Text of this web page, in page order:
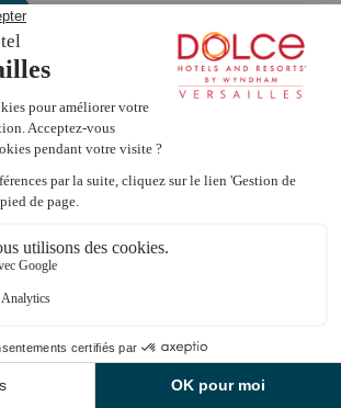
au Dolce Versailles! ☀️ Évitez les
: notre site officiel vous garantit le
pour votre séjour. Que
vous aujourd'hui ?
AI
Découvrir les offres de restauration